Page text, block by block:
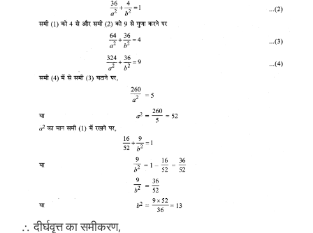
∴ दीर्घवृत्त का समीकरण,